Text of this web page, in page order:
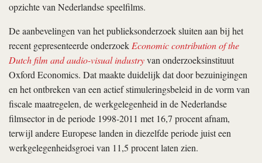
opzichte van Nederlandse speelfilms.
De aanbevelingen van het publieksonderzoek sluiten aan bij het
recent gepresenteerde onderzoekEconomic contribution of the
Dutch film andaudio-visual industryvan onderzoeksinstituut
Oxford Economics. Dat maakte duidelijk dat door bezuinigingen
en het ontbreken van een actief stimuleringsbeleid in de vorm van
fiscale maatregelen, de werkgelegenheid in de Nederlandse
filmsector in de periode 1998-2011 met 16,7 procent afnam,
terwijl andere Europese landen in diezelfde periode juist een
werkgelegenheidsgroei van 11,5 procent laten zien.